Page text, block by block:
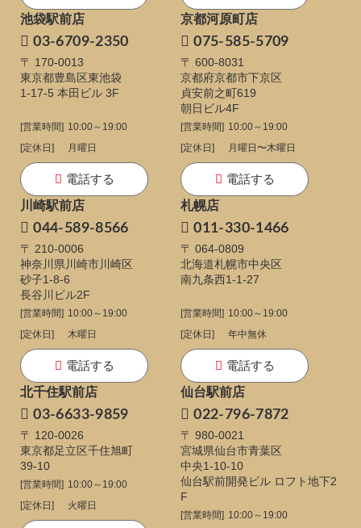
池袋駅前店
03-6709-2350
〒 170-0013
東京都豊島区東池袋
1-17-5 本田ビル 3F
[営業時間] 10:00～19:00
[定休日]
月曜日
電話する
京都河原町店
075-585-5709
〒 600-8031
京都府京都市下京区
貞安前之町619
朝日ビル4F
[営業時間] 10:00～19:00
[定休日]
月曜日〜木曜日
電話する
川崎駅前店
044-589-8566
〒 210-0006
神奈川県川崎市川崎区
砂子1-8-6
長谷川ビル2F
[営業時間] 10:00～19:00
[定休日]
木曜日
電話する
札幌店
011-330-1466
〒 064-0809
北海道札幌市中央区
南九条西1-1-27
[営業時間] 10:00～19:00
[定休日]
年中無休
電話する
北千住駅前店
03-6633-9859
〒 120-0026
東京都足立区千住旭町
39-10
[営業時間] 10:00～19:00
[定休日]
火曜日
仙台駅前店
022-796-7872
〒 980-0021
宮城県仙台市青葉区
中央1-10-10
仙台駅前開発ビル ロフト地下2
F
[営業時間] 10:00～19:00